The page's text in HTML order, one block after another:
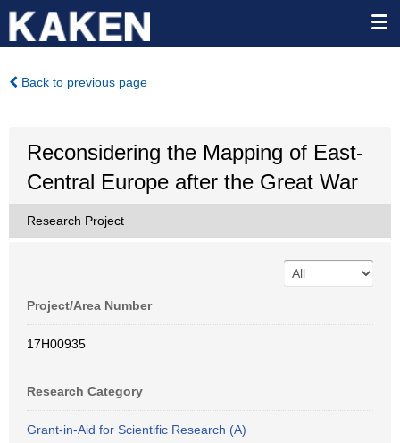
Back to previous page
Reconsidering the Mapping of East-
Central Europe after the Great War
Research Project
Project/Area Number
17H00935
Research Category
Grant-in-Aid for Scientific Research (A)